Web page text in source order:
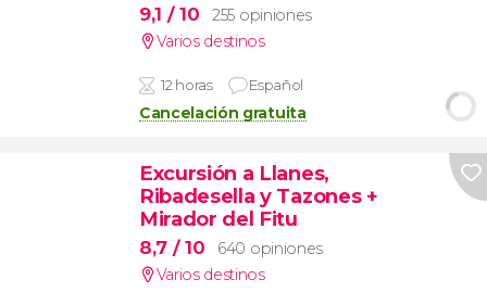
9,1 / 10
255 opiniones
Varios destinos
12 horas Español
Cancelación gratuita
Excursión a Llanes,
Ribadesella y Tazones +
Mirador del Fitu
8,7 / 10
640 opiniones
Varios destinos